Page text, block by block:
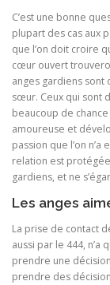
C’est une bonne
plupart des cas aux
que l’on doit croire
cœur ouvert
anges gardiens sont
sœur. Ceux qui sont
beaucoup de
amoureuse et
passion que l’on
relation est
gardiens, et ne
Les anges
La prise de contact
aussi par le 444, n’a
prendre une
prendre des